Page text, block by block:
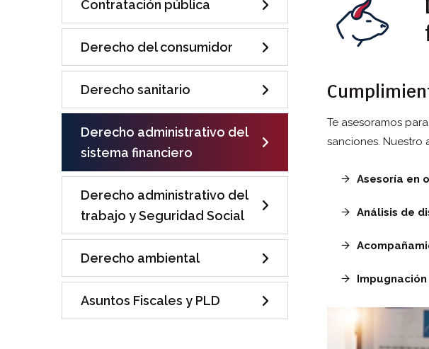
Te asesoramos
sanciones. Nuestro
Asesoría en
Análisis de
Contratación pública
Derecho del consumidor
Derecho sanitario
Derecho administrativo del
sistema financiero
Derecho administrativo del
trabajo y Seguridad Social
Derecho ambiental
Asuntos Fiscales y PLD